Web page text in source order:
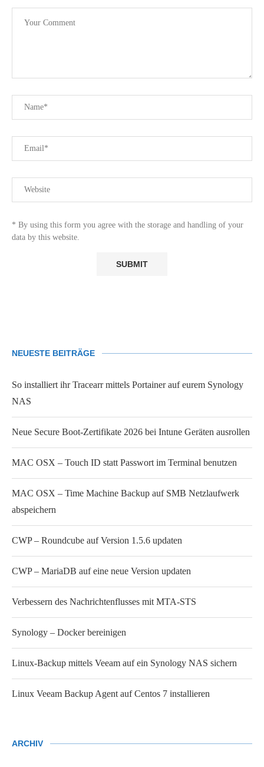
* By using this form you agree with the storage and handling of your
data by this website.
NEUESTE BEITRÄGE
So installiert ihr Tracearr mittels Portainer auf eurem Synology
NAS
Neue Secure Boot-Zertifikate 2026 bei Intune Geräten ausrollen
MAC OSX – Touch ID statt Passwort im Terminal benutzen
MAC OSX – Time Machine Backup auf SMB Netzlaufwerk
abspeichern
CWP – Roundcube auf Version 1.5.6 updaten
CWP – MariaDB auf eine neue Version updaten
Verbessern des Nachrichtenflusses mit MTA-STS
Synology – Docker bereinigen
Linux-Backup mittels Veeam auf ein Synology NAS sichern
Linux Veeam Backup Agent auf Centos 7 installieren
ARCHIV